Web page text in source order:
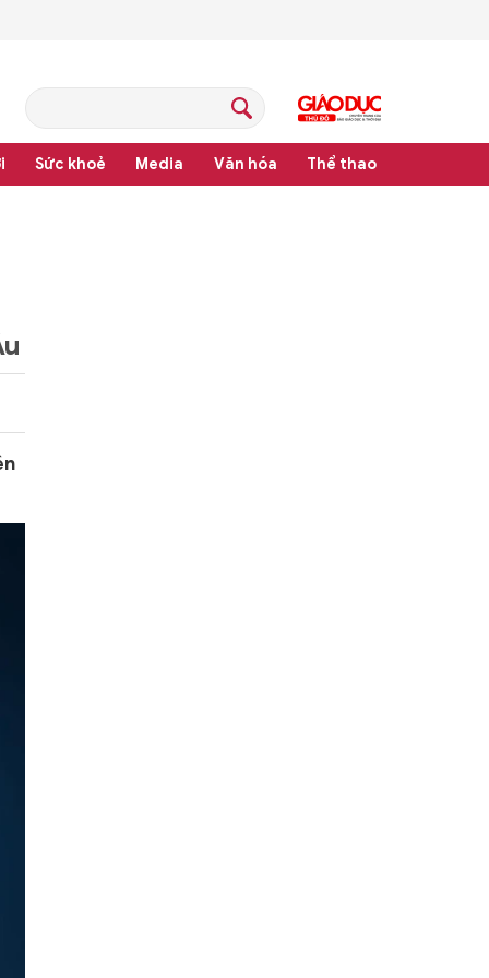
Sức khoẻ Media Văn hóa Thể thao